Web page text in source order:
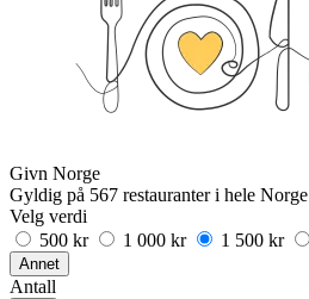
Givn Norge
Gyldig på 567 restauranter i hele Norge
Velg verdi
500 kr
1 000 kr 1 500 kr
Annet
Antall